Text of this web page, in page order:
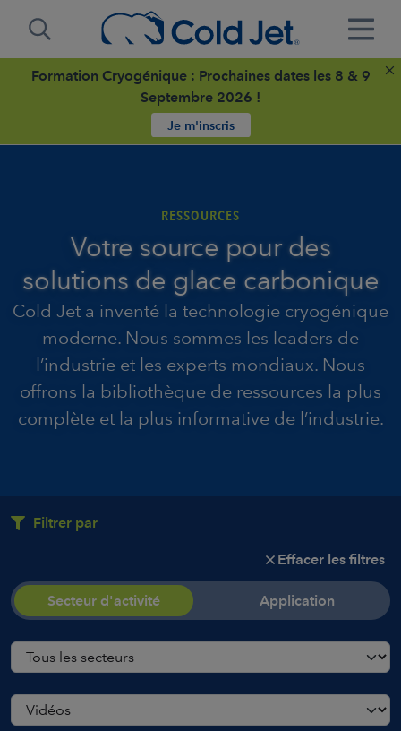
Formation Cryogénique : Prochaines dates les 8 & 9
Septembre 2026 !
Je m'inscris
RESSOURCES
Votre source pour des
solutions de glace carbonique
Cold Jet a inventé la technologie cryogénique
moderne. Nous sommes les leaders de
l’industrie et les experts mondiaux. Nous
offrons la bibliothèque de ressources la plus
complète et la plus informative de l’industrie.
Filtrer par
Effacer les filtres
Secteur d'activité Application